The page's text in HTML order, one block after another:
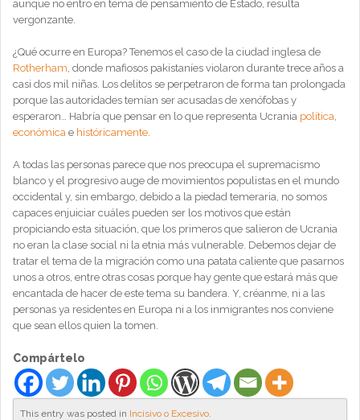
aunque no entro en tema de pensamiento de Estado, resulta
vergonzante.
¿Qué ocurre en Europa? Tenemos el caso de la ciudad inglesa de
Rotherham , donde mafiosos pakistaníes violaron durante trece años a
casi dos mil niñas. Los delitos se perpetraron de forma tan prolongada
porque las autoridades temían ser acusadas de xenófobas y
esperaron… Habría que pensar en lo que representa Ucrania política
económica e históricamente
A todas las personas parece que nos preocupa el supremacismo
blanco y el progresivo auge de movimientos populistas en el mundo
occidental y, sin embargo, debido a la piedad temeraria, no somos
capaces enjuiciar cuáles pueden ser los motivos que están
propiciando esta situación, que los primeros que salieron de Ucrania
no eran la clase social ni la etnia más vulnerable. Debemos dejar de
tratar el tema de la migración como una patata caliente que pasarnos
unos a otros, entre otras cosas porque hay gente que estará más que
encantada de hacer de este tema su bandera. Y, créanme, ni a las
personas ya residentes en Europa ni a los inmigrantes nos conviene
que sean ellos quien la tomen.
Compártelo
This entry was posted in Incisivo o Excesivo